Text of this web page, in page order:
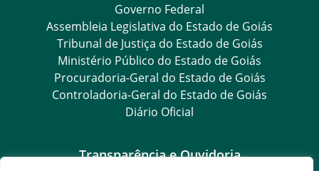
Governo Federal
Assembleia Legislativa do Estado de Goiás
Tribunal de Justiça do Estado de Goiás
Ministério Público do Estado de Goiás
Procuradoria-Geral do Estado de Goiás
Controladoria-Geral do Estado de Goiás
Diário Oficial
Transparência e Ouvidoria